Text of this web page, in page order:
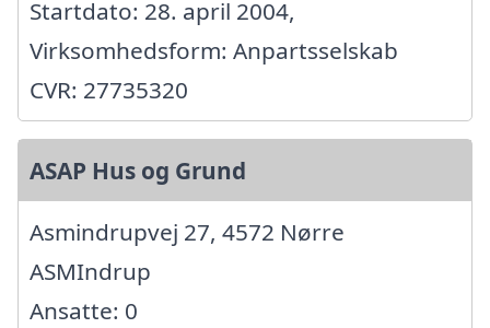
Startdato: 28. april 2004,
Virksomhedsform: Anpartsselskab
CVR: 27735320
ASAP Hus og Grund
Asmindrupvej 27, 4572 Nørre
ASMIndrup
Ansatte: 0